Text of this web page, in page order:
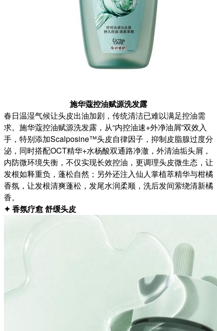
施华蔻控油赋源洗发露
春日温湿气候让头皮出油加剧，传统清洁已难以满足控油需
求。施华蔻控油赋源洗发露，从“内控油速+外净油屑”双效入
手，特别添加Scalposine™头皮自律因子，抑制皮脂腺过度分
泌，同时搭配OCT精华+水杨酸双通路净澈，外清油垢头屑，
内防微环境失衡，不仅实现长效控油，更调理头皮微生态，让
发根如释重负，蓬松自然；另外还注入仙人掌植萃精华与柑橘
香氛，让发根清爽蓬松，发尾水润柔顺，洗后发间萦绕清新橘
香。
✦ 香氛疗愈 舒缓头皮